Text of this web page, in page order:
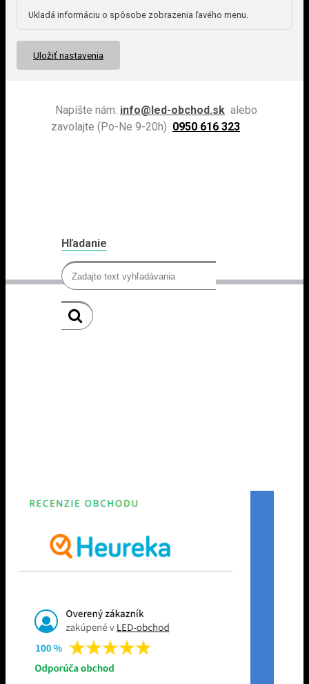
Ukladá informáciu o spôsobe zobrazenia ľavého menu.
Uložiť nastavenia
Napíšte nám: info@led-obchod.sk alebo
zavolajte (Po-Ne 9-20h) 0950 616 323
Hľadanie